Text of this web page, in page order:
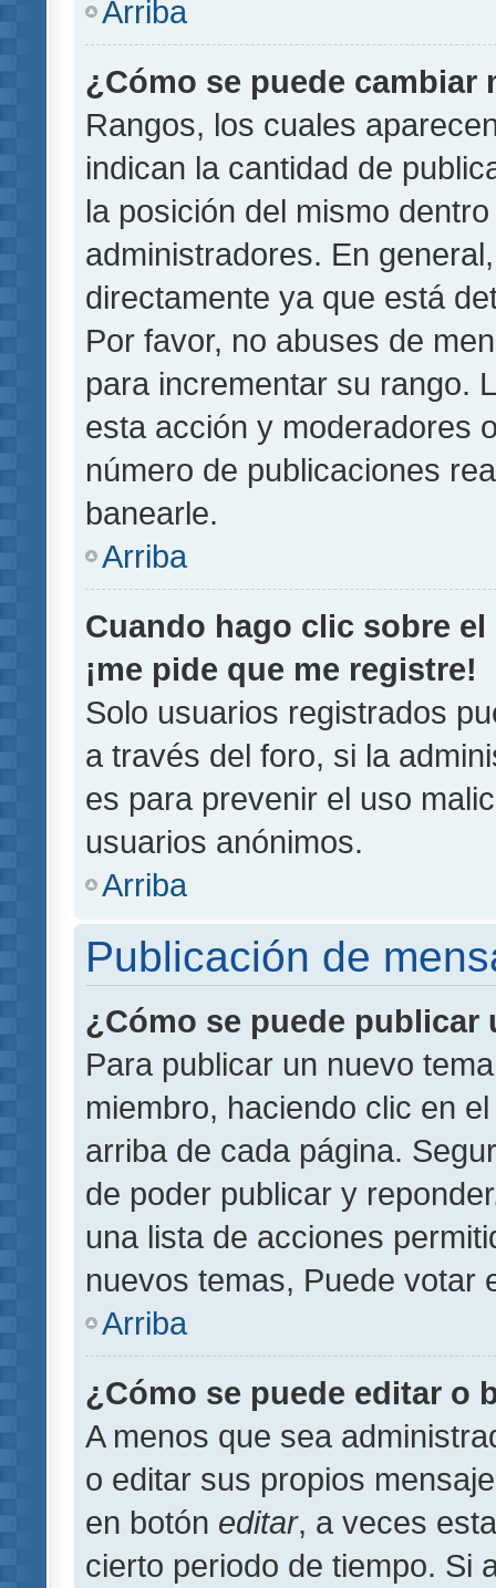
Arriba
¿Cómo se puede cambiar
Rangos, los cuales
indican la cantidad de
la posición del mismo
administradores. En
directamente ya que está
Por favor, no abuses de
para incrementar su rango.
esta acción y moderadores
número de publicaciones
banearle.
Arriba
Cuando hago clic sobre
¡me pide que me registre!
Solo usuarios registrados
a través del foro, si la
es para prevenir el uso
usuarios anónimos.
Arriba
Publicación de
¿Cómo se puede publicar
Para publicar un nuevo
miembro, haciendo clic en
arriba de cada página.
de poder publicar y
una lista de acciones
nuevos temas, Puede votar
Arriba
¿Cómo se puede editar o
A menos que sea
o editar sus propios
en botón editar, a veces
cierto periodo de tiempo. Si